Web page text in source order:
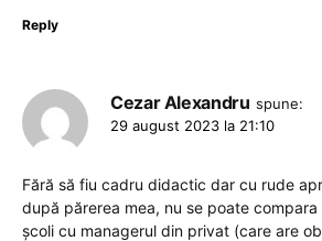
Reply
Cezar Alexandru spune:
29 august 2023 la 21:10
Fără să fiu cadru didactic dar cu rude
după părerea mea, nu se poate
școli cu managerul din privat (care are